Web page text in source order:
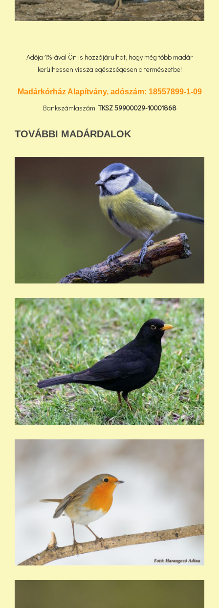
Adója 1%-ával Ön is hozzájárulhat, hogy még több madár
kerülhessen vissza egészségesen a természetbe!
Madárkórház Alapítvány, adószám: 18557899-1-09
Bankszámlaszám: TKSZ59900029-10001868
TOVÁBBI MADÁRDALOK